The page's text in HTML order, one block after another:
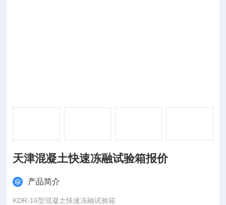
天津混凝土快速冻融试验箱报价
产品简介
KDR-16型混凝土快速冻融试验箱